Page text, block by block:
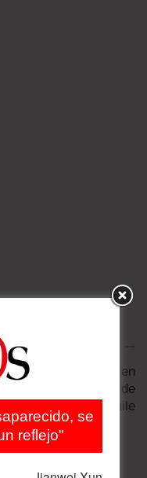
Perú neutral en
demanda por mar de
Bolivia a Chile
se
reflejo"